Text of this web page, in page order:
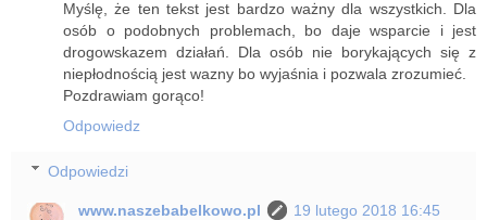
Myślę, że ten tekst jest bardzo ważny dla wszystkich. Dla
osób o podobnych problemach, bo daje wsparcie i jest
drogowskazem działań. Dla osób nie borykających się z
niepłodnością jest wazny bo wyjaśnia i pozwala zrozumieć.
Pozdrawiam gorąco!
Odpowiedz
Odpowiedzi
www.naszebabelkowo.pl
19 lutego 2018 16:45